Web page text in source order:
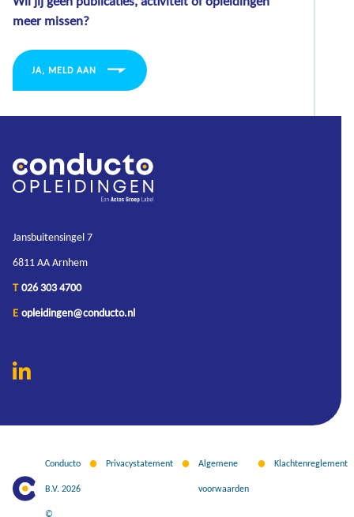
meer missen?
JA, MELD AAN
Jansbuitensingel 7
6811 AA Arnhem
T 026 303 4700
E opleidingen@conducto.nl
Conducto
B.V. 2026
©
Privacystatement Algemene
voorwaarden
Klachtenreglement